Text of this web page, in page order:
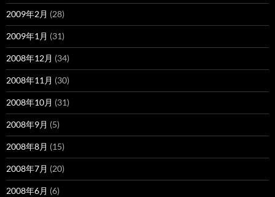
2009年2月 (28)
2009年1月 (31)
2008年12月 (34)
2008年11月 (30)
2008年10月 (31)
2008年9月 (5)
2008年8月 (15)
2008年7月 (20)
2008年6月 (6)